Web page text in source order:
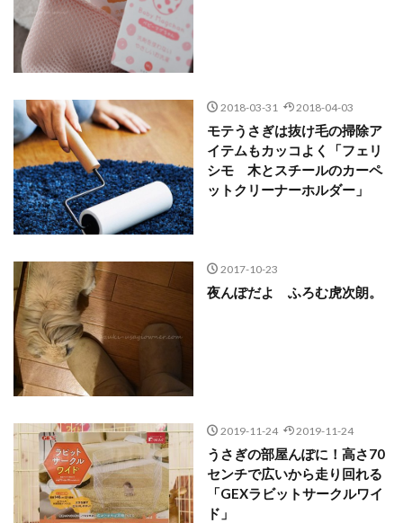
2018-03-31 2018-04-03
モテうさぎは抜け毛の掃除ア
イテムもカッコよく「フェリ
シモ 木とスチールのカーペ
ットクリーナーホルダー」
2017-10-23
夜んぽだよ ふろむ虎次朗。
2019-11-24 2019-11-24
うさぎの部屋んぽに！高さ70
センチで広いから走り回れる
「GEXラビットサークルワイ
ド」